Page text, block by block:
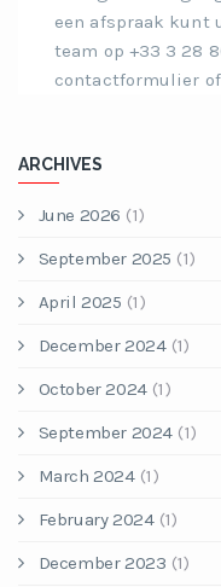
een afspraak kunt
team op +33 3 28
contactformulier
ARCHIVES
June 2026 (1)
September 2025 (1)
April 2025 (1)
December 2024(1)
October 2024(1)
September 2024 (1)
March 2024(1)
February 2024(1)
December 2023 (1)